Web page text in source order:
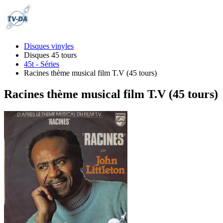
Disques vinyles
Disques 45 tours
45t - Séries
Racines thème musical film T.V (45 tours)
Racines thème musical film T.V (45 tours)